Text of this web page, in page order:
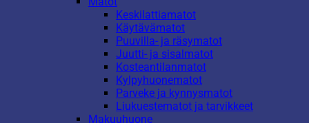
Keskilattiamatot
Käytävämatot
Puuvilla- ja räsymatot
Juutti- ja sisalmatot
Kosteantilanmatot
Kylpyhuonematot
Parveke ja kynnysmatot
Liukuestematot ja tarvikkeet
Makuuhuone